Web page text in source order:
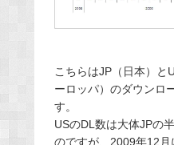
こちらはJP（日本）と
ーロッパ）のダウンロ
す。
USのDL数は大体JPの
のですが、2009年12月